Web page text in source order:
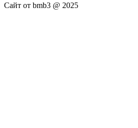
Сайт от bmb3 @ 2025